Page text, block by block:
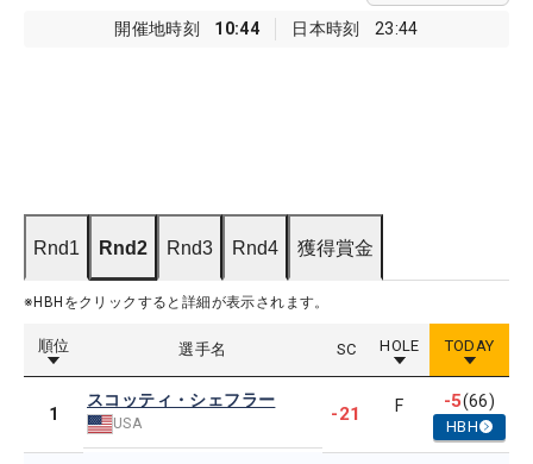
開催地時刻 10:44 日本時刻 23:44
Rnd1 Rnd2 Rnd3 Rnd4 獲得賞金
※HBHをクリックすると詳細が表示されます。
順位 選手名 SC HOLE TODAY
1
スコッティ・シェフラー
USA -21 F -5(66)
HBH